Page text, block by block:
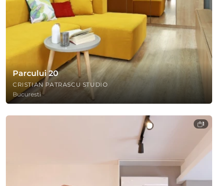
Parcului 20
CRISTIAN PATRASCU STUDIO
Bucuresti
1